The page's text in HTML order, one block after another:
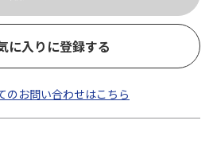
に入りに登録する
のお問い合わせはこちら